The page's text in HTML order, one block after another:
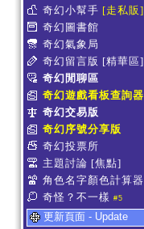
奇幻小幫手 [走私販]
奇幻圖書館
奇幻氣象局
奇幻留言版 [精華區]
奇幻閒聊區
奇幻遊戲看板查詢器
奇幻交易版
奇幻序號分享版
奇幻投票所
主題討論 [焦點]
角色名字顏色計算器
奇怪？不一樣 #5
更新頁面 - Update